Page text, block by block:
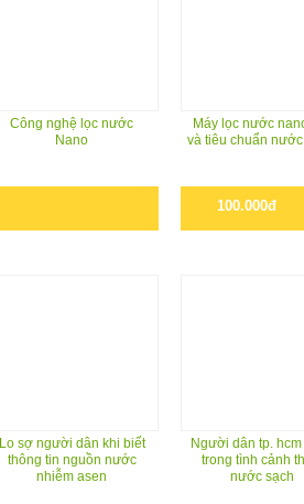
Công nghệ lọc nước
Nano
Máy lọc nước
và tiêu chuẩn
100.000đ
Lo sợ người dân khi biết
thông tin nguồn nước
nhiễm asen
Người dân tp. hcm
trong tình cảnh
nước sạch